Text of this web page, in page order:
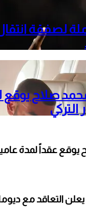
لصفقة
صلاح يوقع
يوقع عقداً لمدة
التعاقد مع